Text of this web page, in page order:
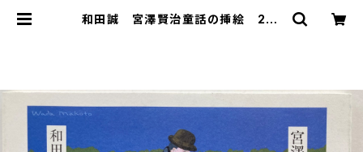
和田誠 宮澤賢治童話の挿絵 201